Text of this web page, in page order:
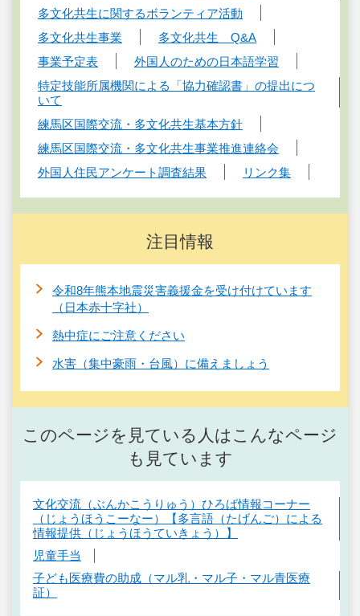
多文化共生に関するボランティア活動
多文化共生事業
多文化共生 Q&A
事業予定表
外国人のための日本語学習
特定技能所属機関による「協力確認書」の提出につ
いて
練馬区国際交流・多文化共生基本方針
練馬区国際交流・多文化共生事業推進連絡会
外国人住民アンケート調査結果
リンク集
注目情報
令和8年熊本地震災害義援金を受け付けています
（日本赤十字社）
熱中症にご注意ください
水害（集中豪雨・台風）に備えましょう
このページを見ている人はこんなページ
も見ています
文化交流（ぶんかこうりゅう）ひろば情報コーナー
（じょうほうこーなー）【多言語（たげんご）による
情報提供（じょうほうていきょう）】
児童手当
子ども医療費の助成（マル乳・マル子・マル青医療
証）